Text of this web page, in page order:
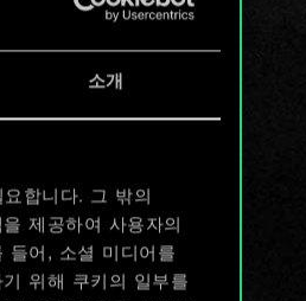
소개
합니다. 그 밖의
제공하여 사용자의
들어, 소셜 미디어를
위해 쿠키의 일부를